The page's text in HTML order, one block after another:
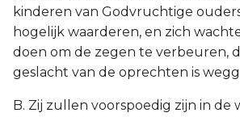
kinderen van Godvruchtige
hogelijk waarderen, en zich
doen om de zegen te verbeuren,
geslacht van de oprechten is
B. Zij zullen voorspoedig zijn in de